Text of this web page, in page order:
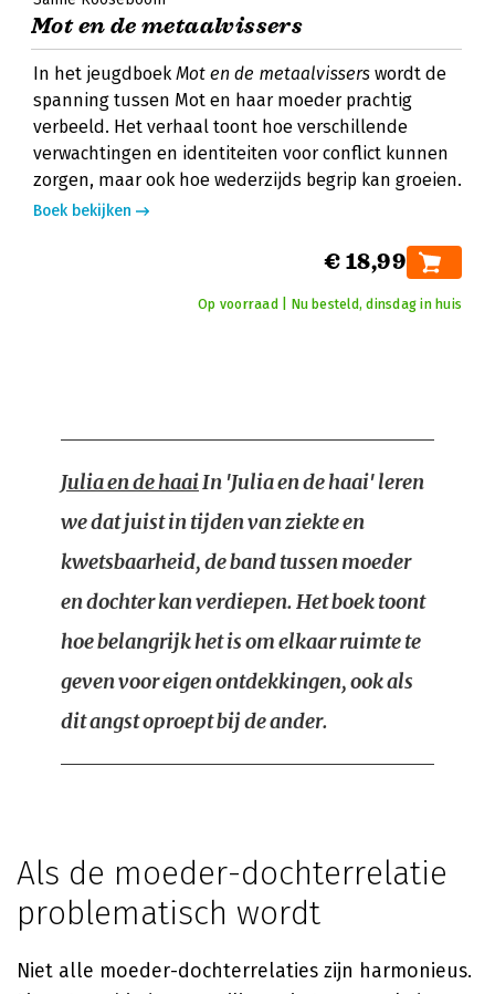
Mot en de metaalvissers
In het jeugdboek Mot en de metaalvissers wordt de
spanning tussen Mot en haar moeder prachtig
verbeeld. Het verhaal toont hoe verschillende
verwachtingen en identiteiten voor conflict kunnen
zorgen, maar ook hoe wederzijds begrip kan groeien.
Boek bekijken
€ 18,99
Op voorraad | Nu besteld, dinsdag in huis
Julia en de haaiIn 'Julia en de haai' leren
we dat juist in tijden van ziekte en
kwetsbaarheid, de band tussen moeder
en dochter kan verdiepen. Het boek toont
hoe belangrijk het is om elkaar ruimte te
geven voor eigen ontdekkingen, ook als
dit angst oproept bij de ander.
Als de moeder-dochterrelatie
problematisch wordt
Niet alle moeder-dochterrelaties zijn harmonieus.